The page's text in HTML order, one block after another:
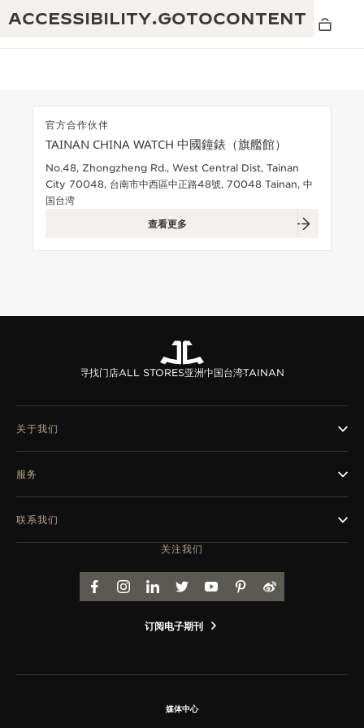
ACCESSIBILITY.GOTOCONTENT
积家REVERSO 1931 CAFÉ
REVERSO翻转系列腕表主题展
THE SOUND MAKER声音之艺主题展
190余年
非凡创意：430多项专利
匠心巧思：1400多款机芯
官方合作伙伴
TAINAN CHINA WATCH 中國鐘錶（旗艦館）
No.48, Zhongzheng Rd., West Central Dist, Tainan
City 70048, 台南市中西區中正路48號, 70048 Tainan, 中
国台湾
查看更多
寻找门店ALL STORES亚洲中国台湾TAINAN
关注我们
FACEBOOK
INSTAGRAM
LINKEDINTWITTERYOUTUBEPINTEREST
WEIBO
订阅电子期刊
关于我们
服务
联系我们
媒体中心